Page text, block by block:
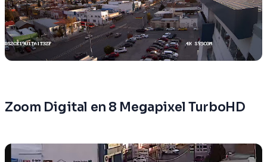
Zoom Digital en 8 Megapixel TurboHD